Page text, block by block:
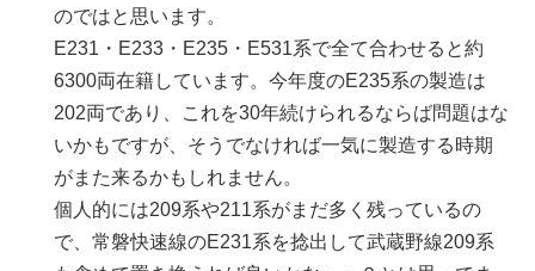
のではと思います。
E231・E233・E235・E531系で全て合わせると約
6300両在籍しています。今年度のE235系の製造は
202両であり、これを30年続けられるならば問題はな
いかもですが、そうでなければ一気に製造する時期
がまた来るかもしれません。
個人的には209系や211系がまだ多く残っているの
で、常磐快速線のE231系を捻出して武蔵野線209系